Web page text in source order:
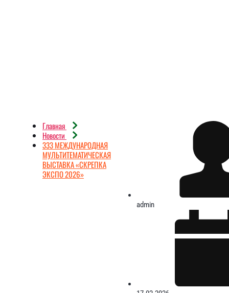
Главная
Новости
333 МЕЖДУНАРОДНАЯ
МУЛЬТИТЕМАТИЧЕСКАЯ
ВЫСТАВКА «СКРЕПКА
ЭКСПО 2026»
admin